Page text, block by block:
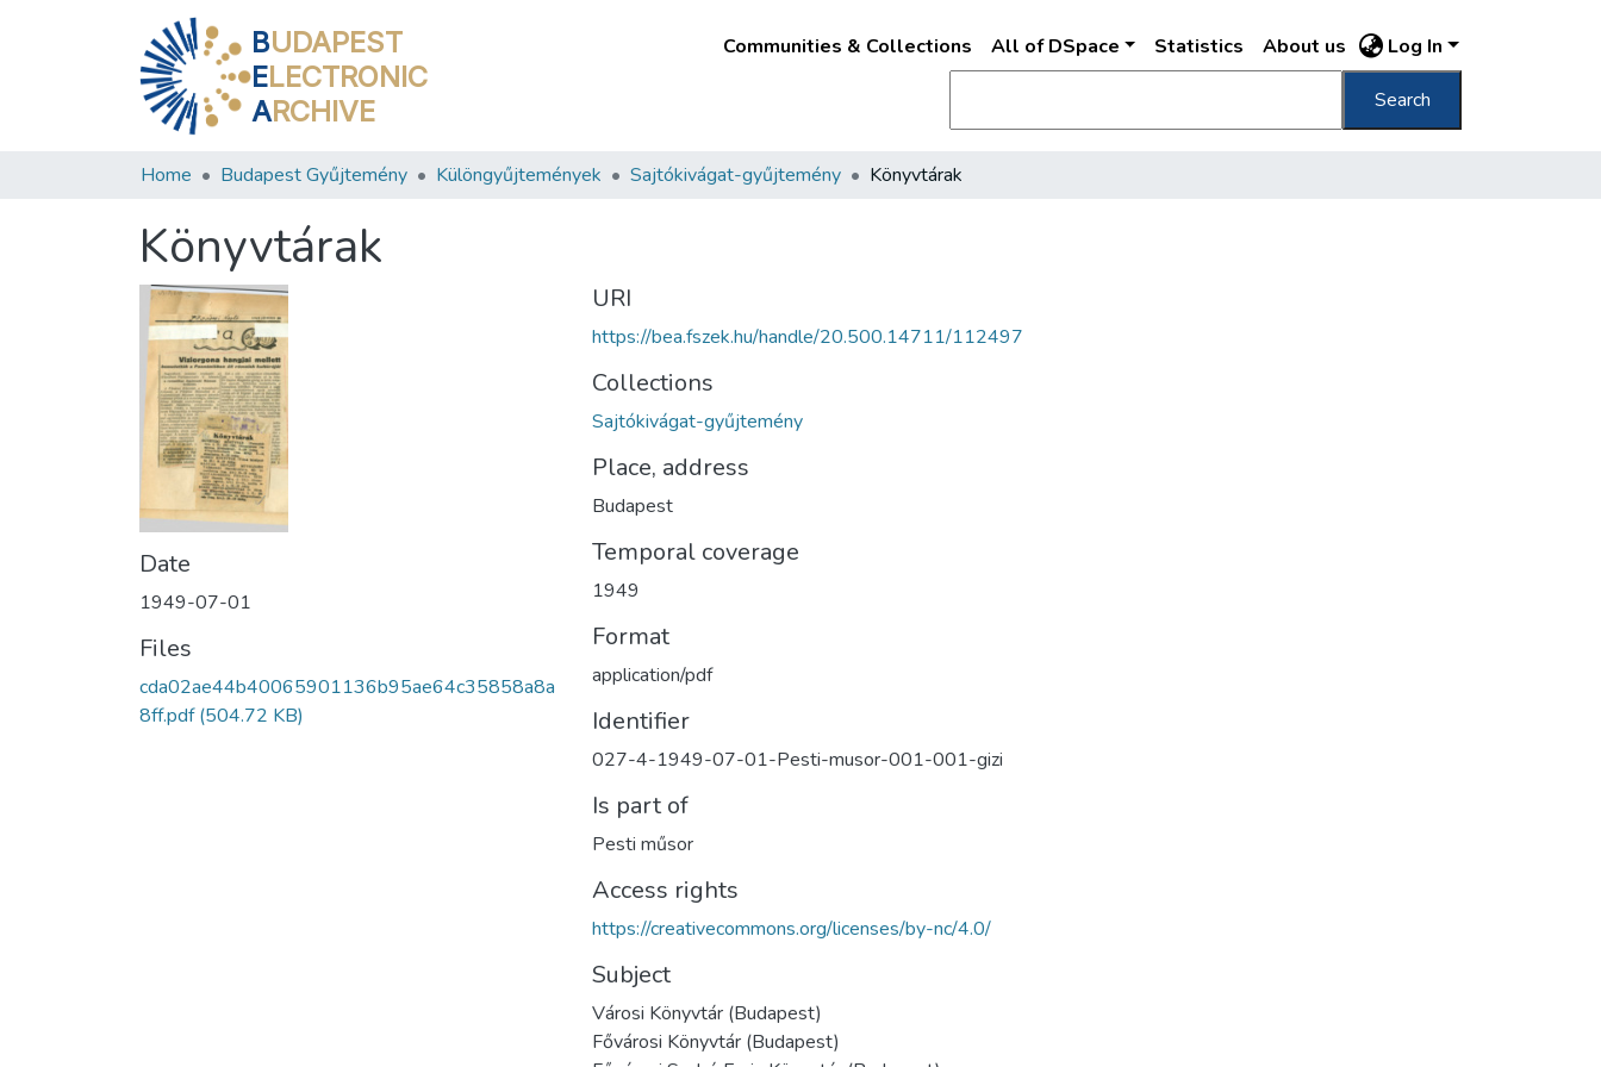
BUDAPEST
ELECTRONIC
ARCHIVE
Communities & Collections All of DSpace Statistics About us Log In
Search
Home Budapest Gyűjtemény Különgyűjtemények Sajtókivágat-gyűjtemény Könyvtárak
Könyvtárak
Date
1949-07-01
Files
cda02ae44b40065901136b95ae64c35858a8a
8ff.pdf(504.72 KB)
URI
https://bea.fszek.hu/handle/20.500.14711/112497
Collections
Sajtókivágat-gyűjtemény
Place, address
Budapest
Temporal coverage
1949
Format
application/pdf
Identifier
027-4-1949-07-01-Pesti-musor-001-001-gizi
Is part of
Pesti műsor
Access rights
https://creativecommons.org/licenses/by-nc/4.0/
Subject
Városi Könyvtár (Budapest)
Fővárosi Könyvtár (Budapest)